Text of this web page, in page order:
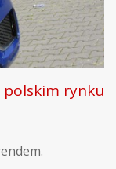
polskim rynku